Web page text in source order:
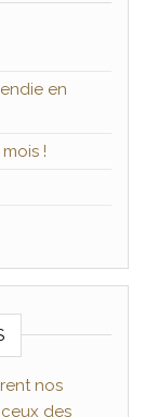
en
!
nos
des